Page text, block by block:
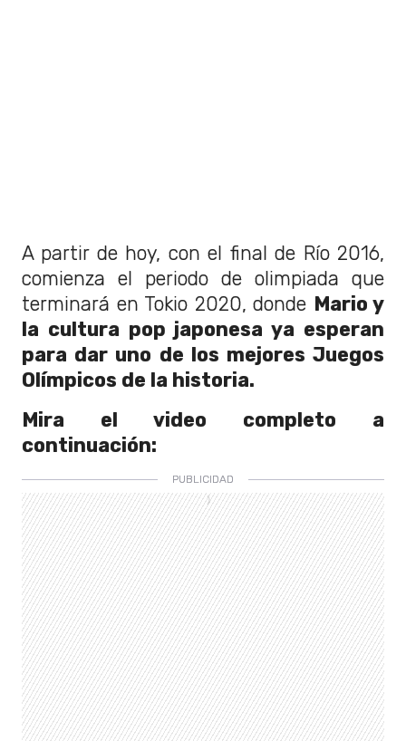
A partir de hoy, con el final de Río 2016,
comienza el periodo de olimpiada que
terminará en Tokio 2020, donde Mario y
la cultura pop japonesa ya esperan
para dar uno de los mejores Juegos
Olímpicos de la historia.
Mira el video completo a
continuación: